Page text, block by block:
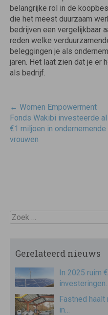
belangrijke rol in de
die het meest duurzaam
bedrijven een vergelijkbaar
reden welke
beleggingen je als
jaren. Het laat zien dat je er
als bedrijf.
Post
navigatie
← Women Empowerment
Fonds Wakibi investeerde al
€1 miljoen in ondernemende
vrouwen
Zoek
Gerelateerd nieuws
In 2025 ruim
Fastned
in…